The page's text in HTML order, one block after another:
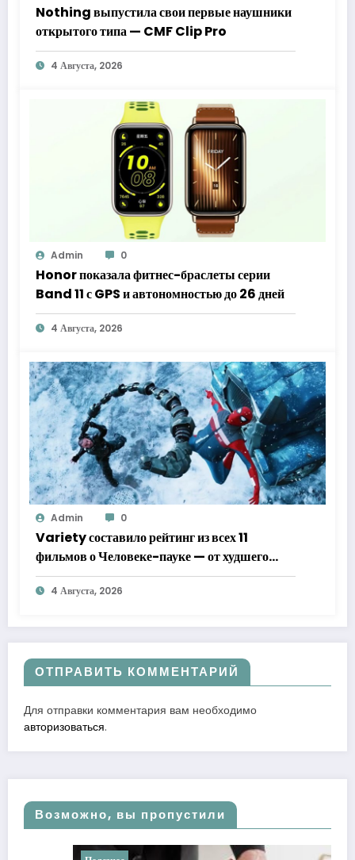
Nothing выпустила свои первые наушники
открытого типа — CMF Clip Pro
4 Августа, 2026
Admin 0
Honor показала фитнес-браслеты серии
Band 11 с GPS и автономностью до 26 дней
4 Августа, 2026
Admin 0
Variety составило рейтинг из всех 11
фильмов о Человеке-пауке — от худшего
к лучшему
4 Августа, 2026
ОТПРАВИТЬ КОММЕНТАРИЙ
Для отправки комментария вам необходимо
авторизоваться.
Возможно, вы пропустили